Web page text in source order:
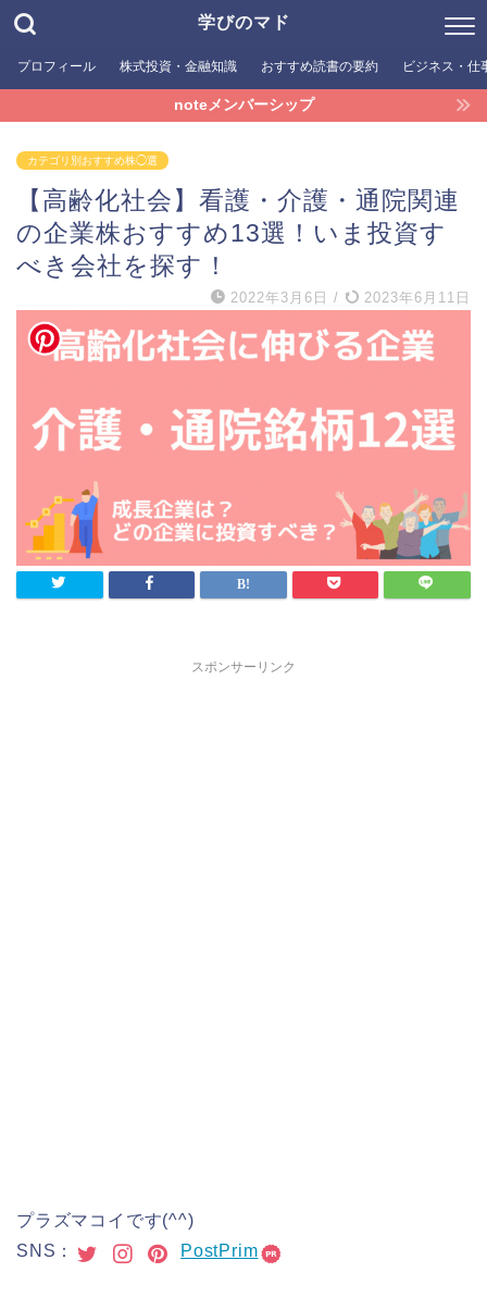
学びのマド
プロフィール 株式投資・金融知識 おすすめ読書の要約 ビジネス・仕
noteメンバーシップ
カテゴリ別おすすめ株◯選
【高齢化社会】看護・介護・通院関連
の企業株おすすめ13選！いま投資す
べき会社を探す！
2022年3月6日 / 2023年6月11日
スポンサーリンク
プラズマコイです(^^)
SNS：
PostPrim